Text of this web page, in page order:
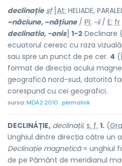
declinație sf[ At: HELIADE,
~năciune, ~nățiune/ Pl: ~ii/ E: fr
declinatio, -onis] 1-2 Declinare (
ecuatorul ceresc cu raza
sau spre un punct de pe cer. 4 (
format de direcția acului
geografică nord-sud, datorită
corespund cu cei geografici.
sursa:MDA2 2010 permalink
DECLINÁȚIE, declinații, s. f. 1. (
Unghiul dintre direcția către un
Declinație magnetică= unghiul
de pe Pământ de meridianul